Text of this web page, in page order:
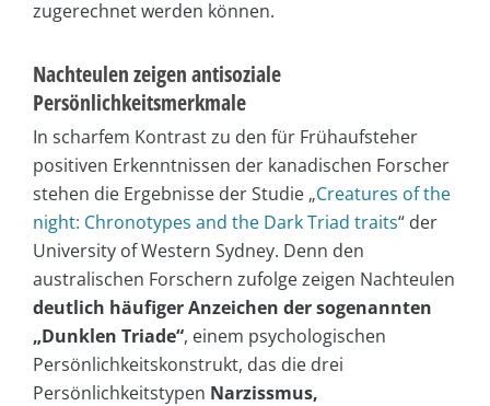
zugerechnet werden können.
Nachteulen zeigen antisoziale
Persönlichkeitsmerkmale
In scharfem Kontrast zu den für Frühaufsteher
positiven Erkenntnissen der kanadischen Forscher
stehen die Ergebnisse der Studie „Creatures of the
night: Chronotypes and the Dark Triad traits“ der
University of Western Sydney. Denn den
australischen Forschern zufolge zeigen Nachteulen
deutlich häufiger Anzeichen der sogenannten
„Dunklen Triade“, einem psychologischen
Persönlichkeitskonstrukt, das die drei
Persönlichkeitstypen Narzissmus,